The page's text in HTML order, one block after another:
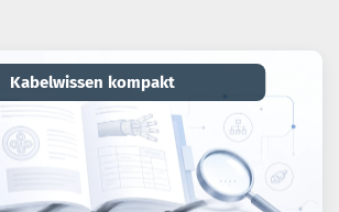
Kabelwissen kompakt